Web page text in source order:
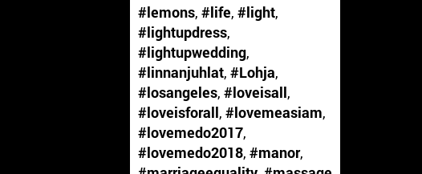
#lemons, #life, #light,
#lightupdress,
#lightupwedding,
#linnanjuhlat, #Lohja,
#losangeles, #loveisall,
#loveisforall, #lovemeasiam,
#lovemedo2017,
#lovemedo2018, #manor,